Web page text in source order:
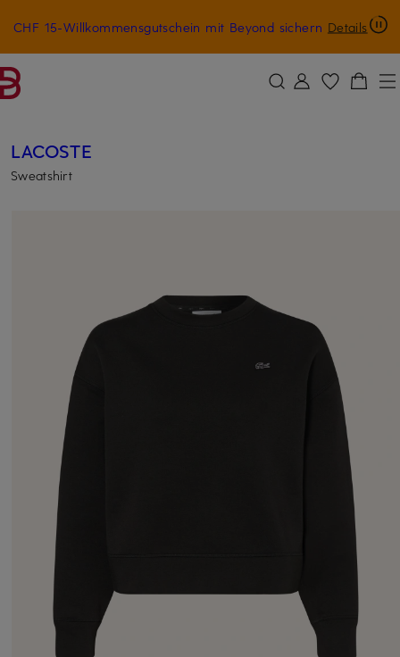
ZUM HAUPTINHALT ÜBERSPRINGEN ZUM SUCHFELD ÜBERSPRINGEN
CHF 15-Willkommensgutschein mit Beyond sichern Details
LACOSTE
Sweatshirt